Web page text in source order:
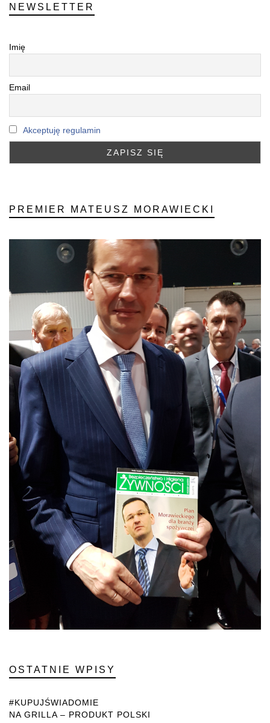
NEWSLETTER
Imię
Email
Akceptuję regulamin
PREMIER MATEUSZ MORAWIECKI
OSTATNIE WPISY
#KUPUJŚWIADOMIE
NA GRILLA – PRODUKT POLSKI